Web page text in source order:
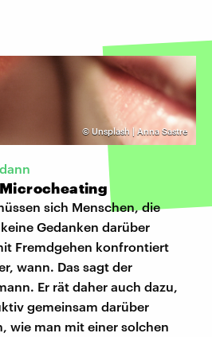
© Unsplash | Anna Sastre
sich Menschen, die
Gedanken darüber
Fremdgehen konfrontiert
wann. Das sagt der
Er rät daher auch dazu,
gemeinsam darüber
wie man mit einer solchen